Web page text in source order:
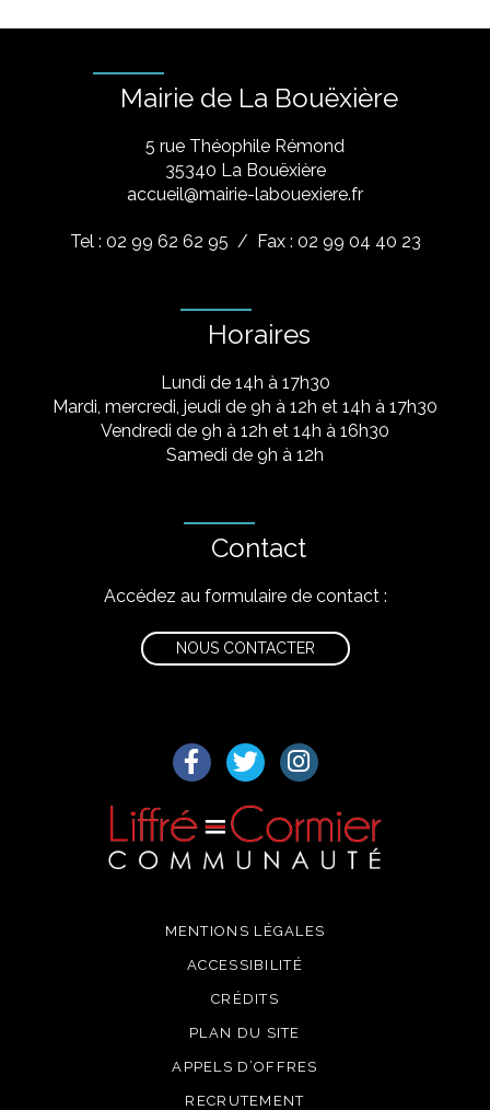
Mairie de La Bouëxière
5 rue Théophile Rémond
​35340 La Bouëxière
accueil@mairie-labouexiere.fr
Tel : 02 99 62 62 95 / Fax : 02 99 04 40 23
Horaires
Lundi de 14h à 17h30
Mardi, mercredi, jeudi de 9h à 12h et 14h à 17h30
Vendredi de 9h à 12h et 14h à 16h30
Samedi de 9h à 12h
Contact
Accédez au formulaire de contact :
NOUS CONTACTER
Lien vers le compte Facebook
Lien vers le compte Twitter
Lien vers le compte
MENTIONS LÉGALES
ACCESSIBILITÉ
CRÉDITS
PLAN DU SITE
APPELS D’OFFRES
RECRUTEMENT